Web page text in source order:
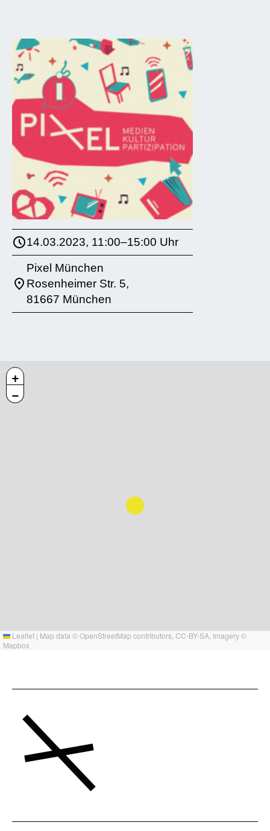
14.03.2023, 11:00–15:00 Uhr
Pixel München
Rosenheimer Str. 5,
81667 München
+
−
Leaflet | Map data ©OpenStreetMap contributors, CC-BY-SA, Imagery ©
Mapbox